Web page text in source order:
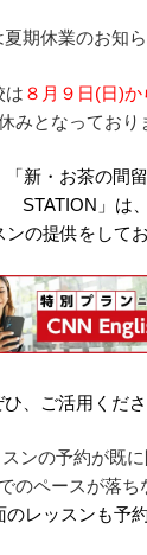
夏期休業のお知
は ８月９日(日)
みとなっており
新・お茶の間
STATION」は、
ンの提供をして
ひ、ご活用くだ
ンの予約が既
のペースが落ち
のレッスンも予